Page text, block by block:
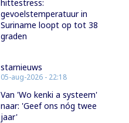
hittestress:
gevoelstemperatuur in
Suriname loopt op tot 38
graden
starnieuws
05-aug-2026 - 22:18
Van 'Wo kenki a systeem'
naar: 'Geef ons nóg twee
jaar'